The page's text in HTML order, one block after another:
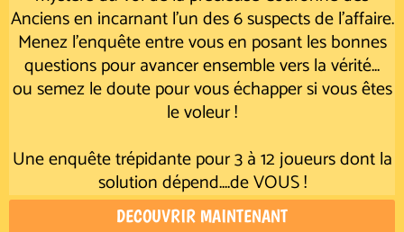
Anciens en incarnant l'un des 6 suspects de l'affaire.
Menez l'enquête entre vous en posant les bonnes
questions pour avancer ensemble vers la vérité...
ou semez le doute pour vous échapper si vous êtes
le voleur !
Une enquête trépidante pour 3 à 12 joueurs dont la
solution dépend....de VOUS !
DECOUVRIR MAINTENANT